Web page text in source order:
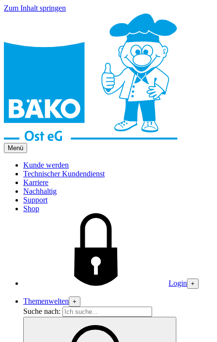
Zum Inhalt springen
Menü
Kunde werden
Technischer Kundendienst
Karriere
Nachhaltig
Support
Shop
Login +
Themenwelten +
Suche nach: